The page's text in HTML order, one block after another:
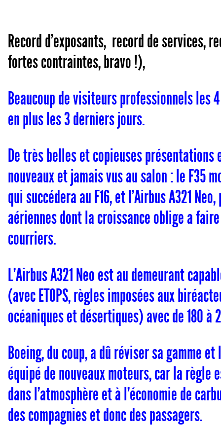
Record d’exposants, record de services,
fortes contraintes, bravo !),
Beaucoup de visiteurs professionnels les
en plus les 3 derniers jours.
De très belles et copieuses présentations
nouveaux et jamais vus au salon : le F35
qui succédera au F16, et l’Airbus A321
aériennes dont la croissance oblige a
courriers.
L’Airbus A321 Neo est au demeurant
(avec ETOPS, règles imposées aux
océaniques et désertiques) avec de 180 à
Boeing, du coup, a dû réviser sa gamme
équipé de nouveaux moteurs, car la règle
dans l’atmosphère et à l’économie de
des compagnies et donc des passagers.